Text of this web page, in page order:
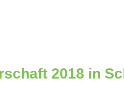
2018 in